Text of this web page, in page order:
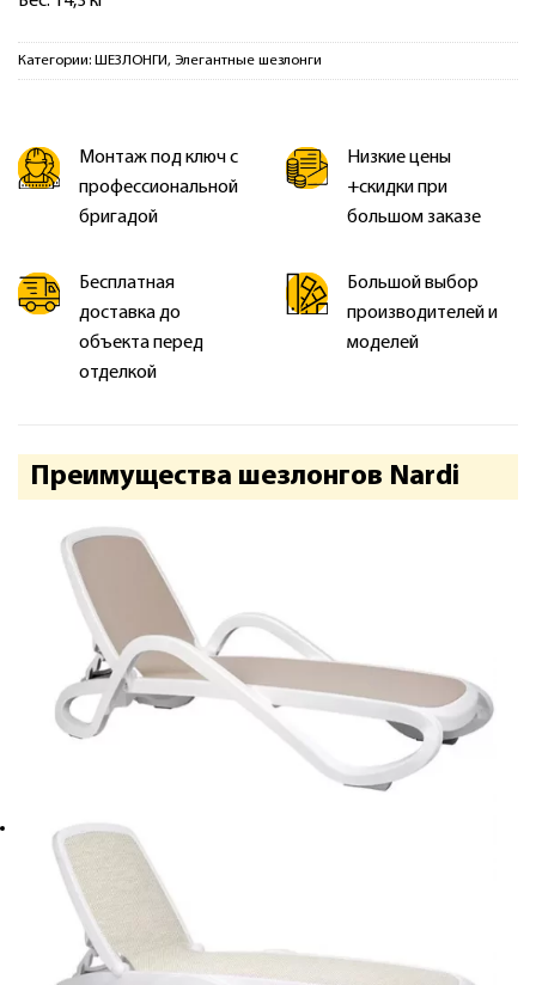
Категории: ШЕЗЛОНГИ, Элегантные шезлонги
Монтаж под ключ с
профессиональной
бригадой
Низкие цены
+скидки при
большом заказе
Бесплатная
доставка до
объекта перед
отделкой
Большой выбор
производителей и
моделей
Преимущества шезлонгов Nardi